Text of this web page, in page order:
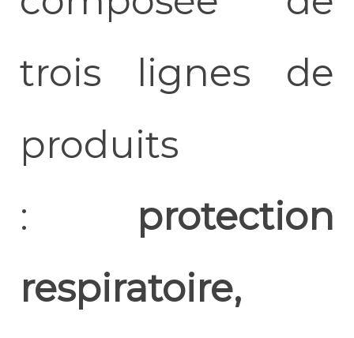
trois lignes de
produits
: protection
respiratoire,